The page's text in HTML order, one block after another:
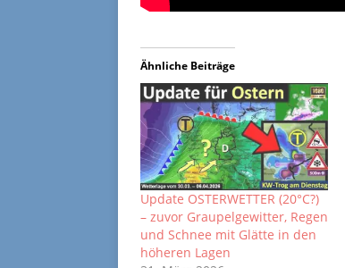
Ähnliche Beiträge
Update OSTERWETTER (20°C?)
– zuvor Graupelgewitter, Regen
und Schnee mit Glätte in den
höheren Lagen